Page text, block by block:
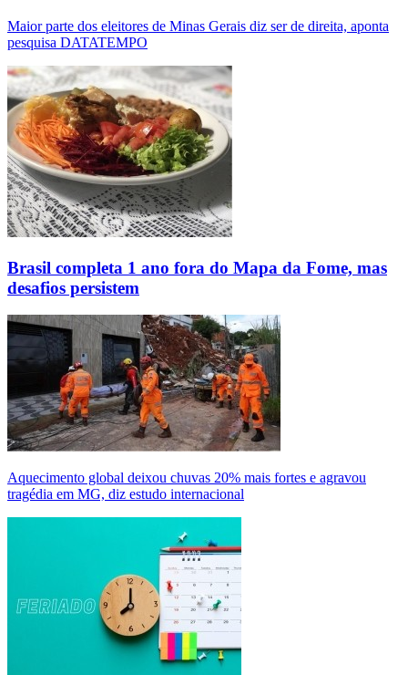
Maior parte dos eleitores de Minas Gerais diz ser de direita, aponta
pesquisa DATATEMPO
Brasil completa 1 ano fora do Mapa da Fome, mas
desafios persistem
Aquecimento global deixou chuvas 20% mais fortes e agravou
tragédia em MG, diz estudo internacional